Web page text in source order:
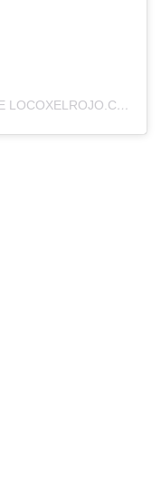
UNA PUBLICACIÓN COMPARTIDA DE LOCOXELROJO.COM (@LOCOXELROJOWEB)